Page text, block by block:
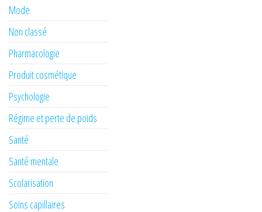
Mode
Non classé
Pharmacologie
Produit cosmétique
Psychologie
Régime et perte de poids
Santé
Santé mentale
Scolarisation
Soins capillaires